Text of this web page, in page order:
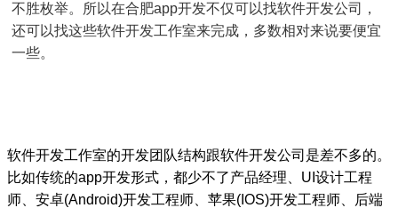
不胜枚举。所以在合肥app开发不仅可以找软件开发公司，
还可以找这些软件开发工作室来完成，多数相对来说要便宜
一些。
软件开发工作室的开发团队结构跟软件开发公司是差不多的。
比如传统的app开发形式，都少不了产品经理、UI设计工程
师、安卓(Android)开发工程师、苹果(IOS)开发工程师、后端